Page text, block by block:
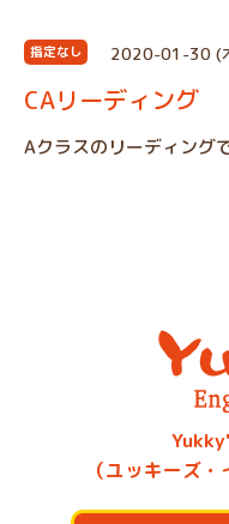
指定なし 2020-01-30 (
CAリーディング
Aクラスのリーディング
（ユッキーズ